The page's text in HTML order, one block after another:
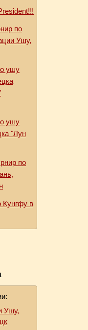
по
Ушу,
ушу
ушу
"Лун
по
Кунгфу в